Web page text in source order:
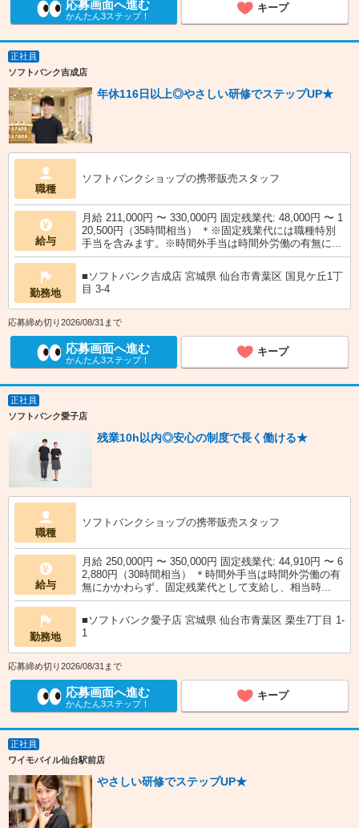
応募画面へ進む
かんたん3ステップ！
キープ
正社員
ソフトバンク吉成店
年休116日以上◎やさしい研修でステップUP★
職種
ソフトバンクショップの携帯販売スタッフ
給与
月給 211,000円 〜 330,000円 固定残業代: 48,000円 〜 1
20,500円（35時間相当） ＊※固定残業代には職種特別
手当を含みます。※時間外手当は時間外労働の有無に...
勤務地
■ソフトバンク吉成店 宮城県 仙台市青葉区 国見ケ丘1丁
目 3‐4
応募締め切り2026/08/31まで
応募画面へ進む
かんたん3ステップ！
キープ
正社員
ソフトバンク愛子店
残業10h以内◎安心の制度で長く働ける★
職種
ソフトバンクショップの携帯販売スタッフ
給与
月給 250,000円 〜 350,000円 固定残業代: 44,910円 〜 6
2,880円（30時間相当） ＊時間外手当は時間外労働の有
無にかかわらず、固定残業代として支給し、相当時...
勤務地
■ソフトバンク愛子店 宮城県 仙台市青葉区 栗生7丁目 1‐
1
応募締め切り2026/08/31まで
応募画面へ進む
かんたん3ステップ！
キープ
正社員
ワイモバイル仙台駅前店
やさしい研修でステップUP★